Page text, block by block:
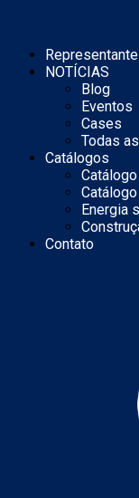
NOTÍCIAS
Blog
Eventos
Cases
Todas
Catálogos
Energia
Contato